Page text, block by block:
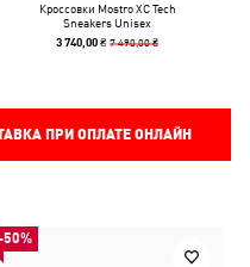
Кроссовки Mostro XC Tech
Sneakers Unisex
3 740,00 ₴7 490,00 ₴
ПРИ ОПЛАТЕ ОНЛАЙН
50%